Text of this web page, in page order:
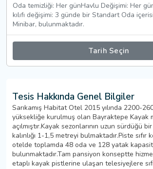
Oda temizliği: Her günHavlu Değişimi: Her
kılıfı değişimi: 3 günde bir Standart Oda
Minibar, bulunmaktadır.
Tarih Seçin
Tesis Hakkında Genel Bilgiler
Sarıkamış Habitat Otel 2015 yılında 2200-
yüksekliğe kurulmuş olan Bayraktepe Kayak
açılmıştır.Kayak sezonlarının uzun sürdüğü
kalınlığı 1-1,5 metreyi bulmaktadır.Piste sıfır
otelde toplamda 48 oda ve 128 yatak
bulunmaktadır.Tam pansiyon konseptte
etaplı kayak pistlerine ulaşan telesiyejlere